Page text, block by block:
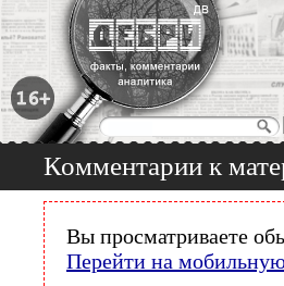
Комментарии к
Вы просматриваете
Перейти на